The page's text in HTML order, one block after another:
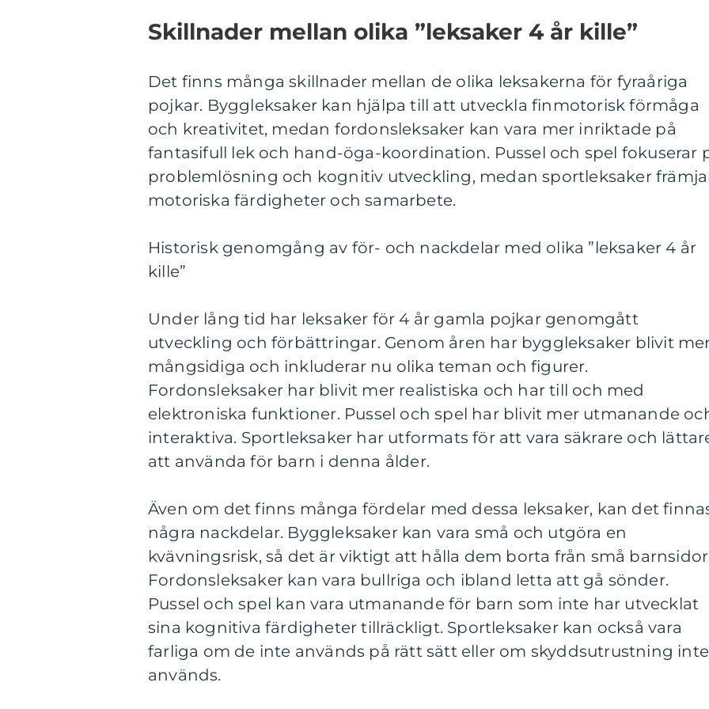
Skillnader mellan olika ”leksaker 4 år kille”
Det finns många skillnader mellan de olika leksakerna för fyraåriga
pojkar. Byggleksaker kan hjälpa till att utveckla finmotorisk förmåga
och kreativitet, medan fordonsleksaker kan vara mer inriktade på
fantasifull lek och hand-öga-koordination. Pussel och spel fokuserar
problemlösning och kognitiv utveckling, medan sportleksaker
motoriska färdigheter och samarbete.
Historisk genomgång av för- och nackdelar med olika ”leksaker 4 år
kille”
Under lång tid har leksaker för 4 år gamla pojkar genomgått
utveckling och förbättringar. Genom åren har byggleksaker blivit
mångsidiga och inkluderar nu olika teman och figurer.
Fordonsleksaker har blivit mer realistiska och har till och med
elektroniska funktioner. Pussel och spel har blivit mer utmanande
interaktiva. Sportleksaker har utformats för att vara säkrare och
att använda för barn i denna ålder.
Även om det finns många fördelar med dessa leksaker, kan det
några nackdelar. Byggleksaker kan vara små och utgöra en
kvävningsrisk, så det är viktigt att hålla dem borta från små
Fordonsleksaker kan vara bullriga och ibland letta att gå sönder.
Pussel och spel kan vara utmanande för barn som inte har utvecklat
sina kognitiva färdigheter tillräckligt. Sportleksaker kan också vara
farliga om de inte används på rätt sätt eller om skyddsutrustning inte
används.